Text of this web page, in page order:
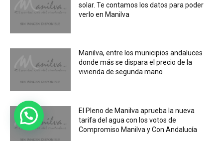
solar. Te contamos los datos para poder
verlo en Manilva
Manilva, entre los municipios andaluces
donde más se dispara el precio de la
vivienda de segunda mano
El Pleno de Manilva aprueba la nueva
tarifa del agua con los votos de
Compromiso Manilva y Con Andalucía